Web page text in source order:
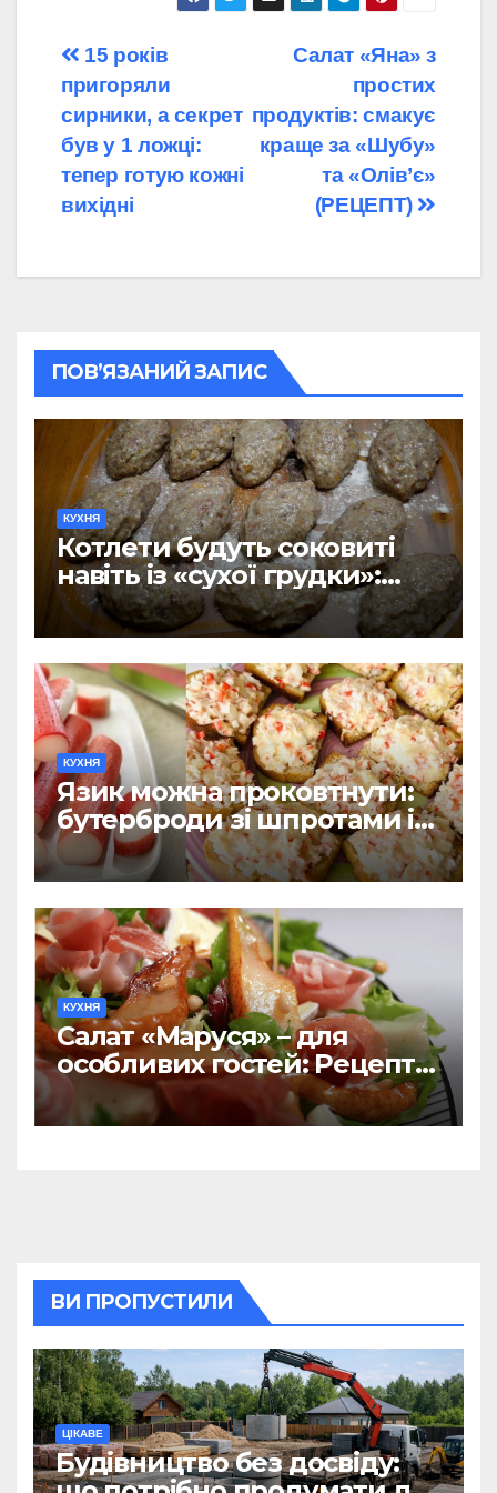
Навігація
записів
Салат «Яна» з
простих
продуктів: смакує
краще за «Шубу»
та «Олів’є»
(РЕЦЕПТ)
15 років
пригоряли
сирники, а секрет
був у 1 ложці:
тепер готую кожні
вихідні
ПОВ’ЯЗАНИЙ ЗАПИС
КУХНЯ
Котлети будуть соковиті
навіть із «сухої грудки»:
додаю 1 продукт – не хліб і
не сухарі
КУХНЯ
Язик можна проковтнути:
бутерброди зі шпротами і
крабовими паличками на
всі випадки
КУХНЯ
Салат «Маруся» – для
особливих гостей: Рецепт-
хіт 2026
ВИ ПРОПУСТИЛИ
ЦІКАВЕ
Будівництво без досвіду: